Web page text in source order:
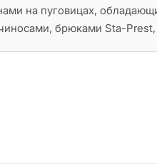
на пуговицах,
брюками Sta-